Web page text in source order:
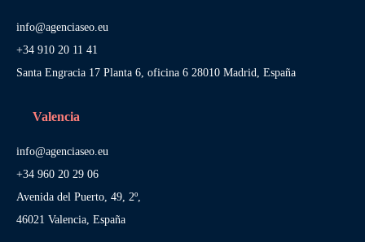
info@agenciaseo.eu
+34 910 20 11 41
Santa Engracia 17 Planta 6, oficina 6 28010 Madrid, España
Valencia
info@agenciaseo.eu
+34 960 20 29 06
Avenida del Puerto, 49, 2º,
46021 Valencia, España